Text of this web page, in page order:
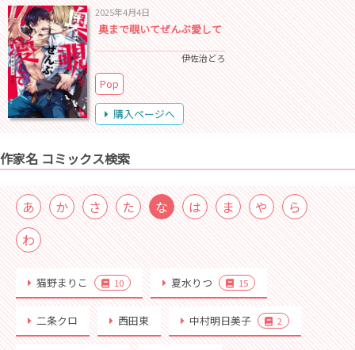
2025年4月4日
奥まで覗いてぜんぶ愛して
伊佐治どろ
Pop
購入ページへ
作家名 コミックス検索
あ か さ た な は ま や
ら
わ
猫野まりこ 10 夏水りつ 15
二条クロ 西田東 中村明日美子 2